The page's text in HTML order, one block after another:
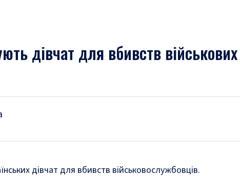
дівчат для вбивств
дівчат для вбивств військовослужбовців.